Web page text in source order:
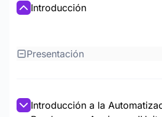
Introducción
Presentación
Introducción a la